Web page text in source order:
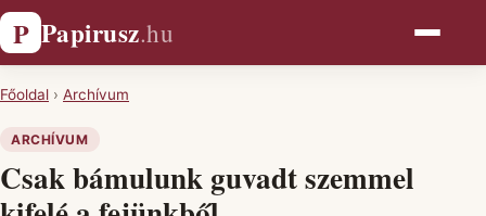
P Papirusz.hu
Főoldal › Archívum
ARCHÍVUM
Csak bámulunk guvadt szemmel